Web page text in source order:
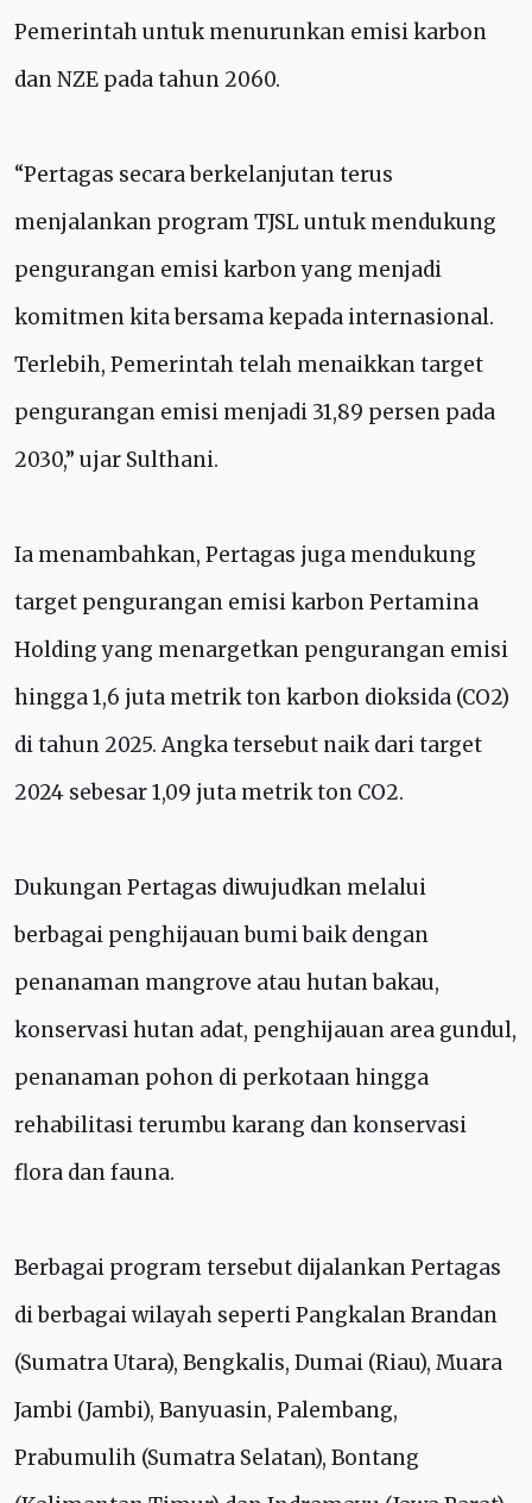
Pemerintah untuk menurunkan emisi karbon
dan NZE pada tahun 2060.
“Pertagas secara berkelanjutan terus
menjalankan program TJSL untuk mendukung
pengurangan emisi karbon yang menjadi
komitmen kita bersama kepada internasional.
Terlebih, Pemerintah telah menaikkan target
pengurangan emisi menjadi 31,89 persen pada
2030,” ujar Sulthani.
Ia menambahkan, Pertagas juga mendukung
target pengurangan emisi karbon Pertamina
Holding yang menargetkan pengurangan emisi
hingga 1,6 juta metrik ton karbon dioksida (CO2)
di tahun 2025. Angka tersebut naik dari target
2024 sebesar 1,09 juta metrik ton CO2.
Dukungan Pertagas diwujudkan melalui
berbagai penghijauan bumi baik dengan
penanaman mangrove atau hutan bakau,
konservasi hutan adat, penghijauan area gundul,
penanaman pohon di perkotaan hingga
rehabilitasi terumbu karang dan konservasi
flora dan fauna.
Berbagai program tersebut dijalankan Pertagas
di berbagai wilayah seperti Pangkalan Brandan
(Sumatra Utara), Bengkalis, Dumai (Riau), Muara
Jambi (Jambi), Banyuasin, Palembang,
Prabumulih (Sumatra Selatan), Bontang